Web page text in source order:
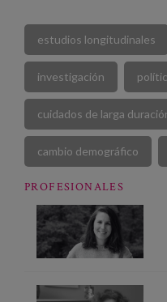
estudios longitudinales
investigación
cuidados de larga
cambio demográfico
PROFESIONALES